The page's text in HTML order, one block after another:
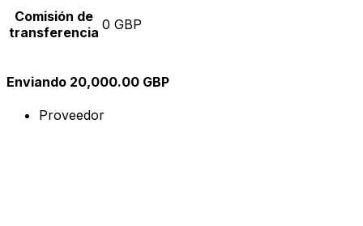
Comisión de
transferencia 0 GBP
Enviando 20,000.00 GBP
Proveedor